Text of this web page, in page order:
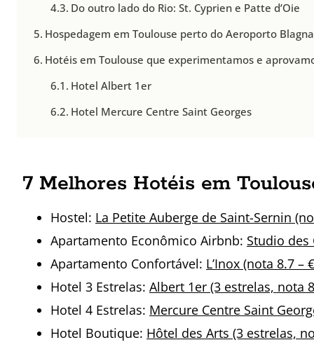
Do outro lado do Rio: St. Cyprien e Patte d’Oie
Hospedagem em Toulouse perto do Aeroporto
Hotéis em Toulouse que experimentamos e
Hotel Albert 1er
Hotel Mercure Centre Saint Georges
7 Melhores Hotéis em
Hostel: La Petite Auberge de Saint-Sernin
Apartamento Econômico Airbnb: Studio des
Apartamento Confortável: L’Inox (nota 8.7 –
Hotel 3 Estrelas: Albert 1er (3 estrelas, nota
Hotel 4 Estrelas: Mercure Centre Saint
Hotel Boutique: Hôtel des Arts (3 estrelas,